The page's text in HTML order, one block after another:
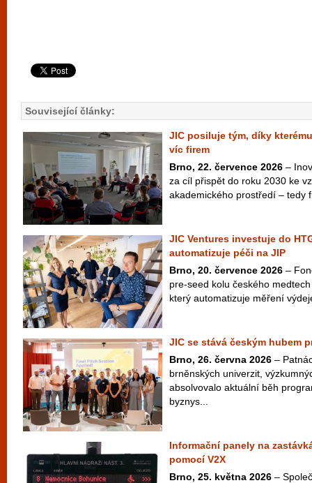
Související články:
JIC posiluje tým, díky
víc firem
Brno, 22. července 2026 –
za cíl přispět do roku 2030 ke
akademického prostředí – tedy
JIC Ventures investuje do
automatizuje péči na JIP
Brno, 20. července 2026 –
pre-seed kolu českého
který automatizuje měření
JIC se stává českým hubem
Brno, 26. června 2026 –
brněnských univerzit,
absolvovalo aktuální běh
byznys...
Informační panely na
pomocí V2X
Brno, 25. května 2026 –